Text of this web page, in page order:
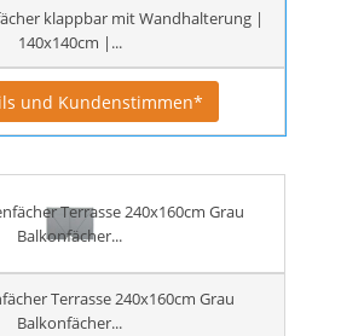
klappbar mit Wandhalterung |
140x140cm |...
und Kundenstimmen*
Terrasse 240x160cm Grau
Balkonfächer...